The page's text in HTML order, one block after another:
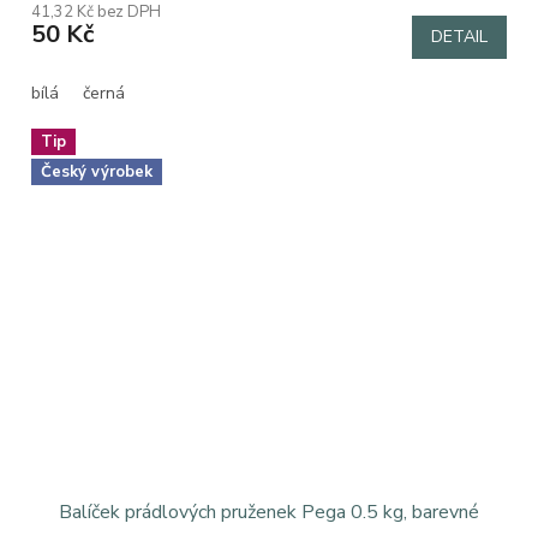
produktu
je
z
hvězdiček.
41,32 Kč bez DPH
50 Kč DETAIL
bílá černá
Tip
Český výrobek
Balíček prádlových pruženek Pega 0.5 kg, barevné